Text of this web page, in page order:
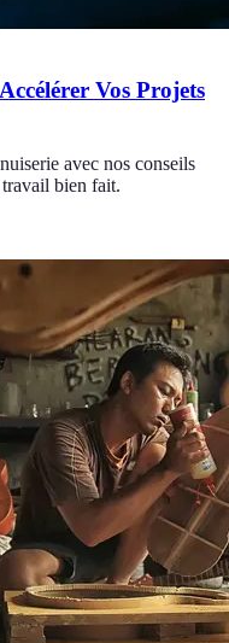
Vos Projets
avec nos conseils
bien fait.